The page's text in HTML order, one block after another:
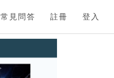
常見問答 註冊 登入